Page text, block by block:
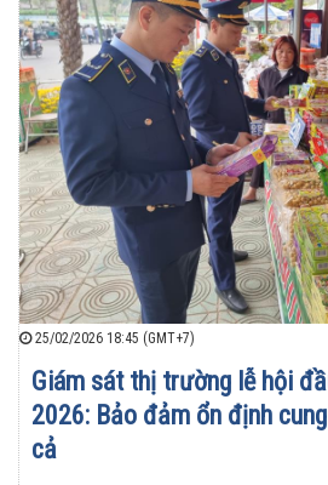
25/02/2026 18:45 (GMT+7)
Giám sát thị trường lễ hội
2026: Bảo đảm ổn định
cả